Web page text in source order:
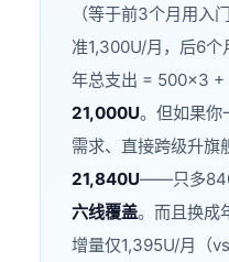
（等于前3个月用入
准1,300U/月，后6
年总支出 = 500×3
21,000U。但如果你
需求、直接跨级升旗
21,840U——只多
六线覆盖。而且换成
增量仅1,395U/月（